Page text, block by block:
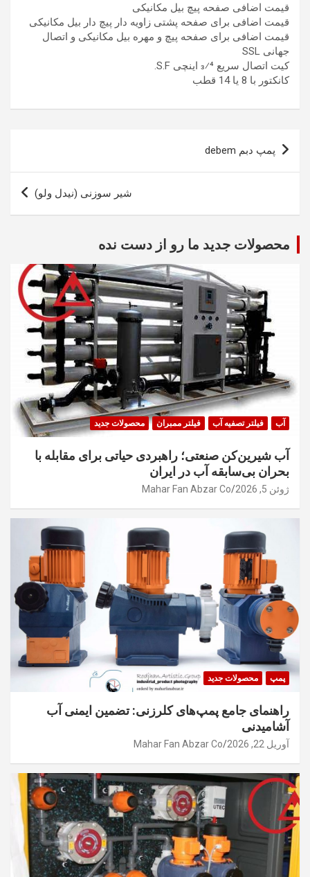
قیمت اضافی صفحه پیچ بیل مکانیکی
قیمت اضافی برای صفحه پشتی زاویه دار پیچ دار بیل مکانیکی
قیمت اضافی برای صفحه پیچ و مهره بیل مکانیکی و اتصال
جهانی SSL
کیت اتصال سریع 3⁄4 اینچی S.F.
کانکتور با 8 یا 14 قطب
راهبری
نوشته
پمپ دبم debem
شیر سوزنی (نیدل ولو)
محصولات جدید ما رو از دست نده
آب فیلتر تصفیه آب فیلتر ممبران محصولات جدید
آب شیرین‌کن صنعتی؛ راهبردی حیاتی برای مقابله با
بحران بی‌سابقه آب در ایران
ژوئن 5, 2026 Mahar Fan Abzar Co
پمپ محصولات جدید
راهنمای جامع پمپ‌های کلرزنی: تضمین ایمنی آب
آشامیدنی
آوریل 22, 2026 Mahar Fan Abzar Co